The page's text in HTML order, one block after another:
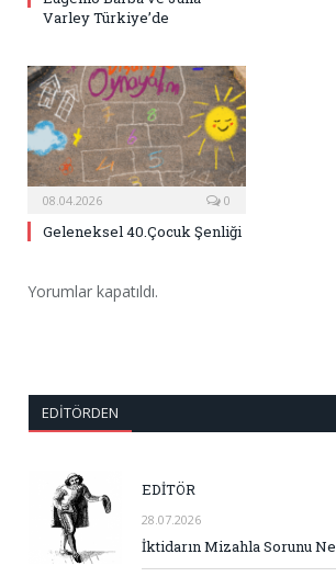
Varley Türkiye’de
08.04.2026 0
Geleneksel 40.Çocuk Şenliği
Yorumlar kapatıldı.
EDITÖRDEN
EDİTÖR
28.07.2026
İktidarın Mizahla Sorunu Ne